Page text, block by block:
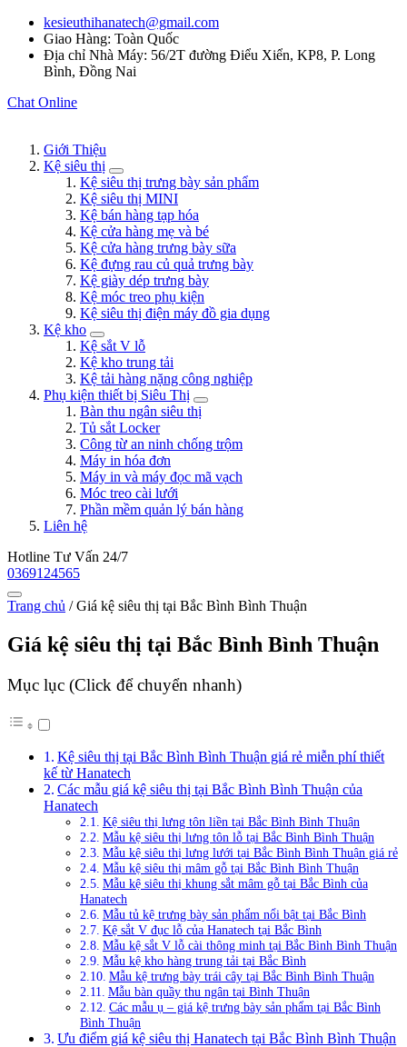
kesieuthihanatech@gmail.com
Giao Hàng: Toàn Quốc
Địa chỉ Nhà Máy: 56/2T đường Điểu Xiển, KP8, P. Long
Bình, Đồng Nai
Chat Online
Giới Thiệu
Kệ siêu thị
Kệ siêu thị trưng bày sản phẩm
Kệ siêu thị MINI
Kệ bán hàng tạp hóa
Kệ cửa hàng mẹ và bé
Kệ cửa hàng trưng bày sữa
Kệ đựng rau củ quả trưng bày
Kệ giày dép trưng bày
Kệ móc treo phụ kiện
Kệ siêu thị điện máy đồ gia dụng
Kệ kho
Kệ sắt V lỗ
Kệ kho trung tải
Kệ tải hàng nặng công nghiệp
Phụ kiện thiết bị Siêu Thị
Bàn thu ngân siêu thị
Tủ sắt Locker
Công từ an ninh chống trộm
Máy in hóa đơn
Máy in và máy đọc mã vạch
Móc treo cài lưới
Phần mềm quản lý bán hàng
Liên hệ
Hotline Tư Vấn 24/7
0369124565
Trang chủ /Giá kệ siêu thị tại Bắc Bình Bình Thuận
Giá kệ siêu thị tại Bắc Bình Bình Thuận
Mục lục (Click để chuyển nhanh)
Kệ siêu thị tại Bắc Bình Bình Thuận giá rẻ miễn phí thiết
kế từ Hanatech
Các mẫu giá kệ siêu thị tại Bắc Bình Bình Thuận của
Hanatech
Kệ siêu thị lưng tôn liền tại Bắc Bình Bình Thuận
Mẫu kệ siêu thị lưng tôn lỗ tại Bắc Bình Bình Thuận
Mẫu kệ siêu thị lưng lưới tại Bắc Bình Bình Thuận giá rẻ
Mẫu kệ siêu thị mâm gỗ tại Bắc Bình Bình Thuận
Mẫu kệ siêu thị khung sắt mâm gỗ tại Bắc Bình của
Hanatech
Mẫu tủ kệ trưng bày sản phẩm nổi bật tại Bắc Bình
Kệ sắt V đục lỗ của Hanatech tại Bắc Bình
Mẫu kệ sắt V lỗ cài thông minh tại Bắc Bình Bình Thuận
Mẫu kệ kho hàng trung tải tại Bắc Bình
Mẫu kệ trưng bày trái cây tại Bắc Bình Bình Thuận
Mẫu bàn quầy thu ngân tại Bình Thuận
Các mẫu ụ – giá kệ trưng bày sản phẩm tại Bắc Bình
Bình Thuận
Ưu điểm giá kệ siêu thị Hanatech tại Bắc Bình Bình Thuận